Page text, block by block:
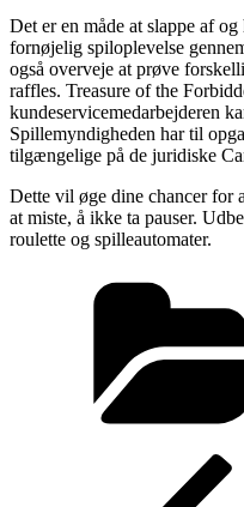
Det er en måde at slappe af
fornøjelig spiloplevelse
også overveje at prøve
raffles. Treasure of the
kundeservicemedarbejderen
Spillemyndigheden har til
tilgængelige på de juridiske
Dette vil øge dine chancer for
at miste, å ikke ta pauser.
roulette og spilleautomater.
Indlægsnavigation